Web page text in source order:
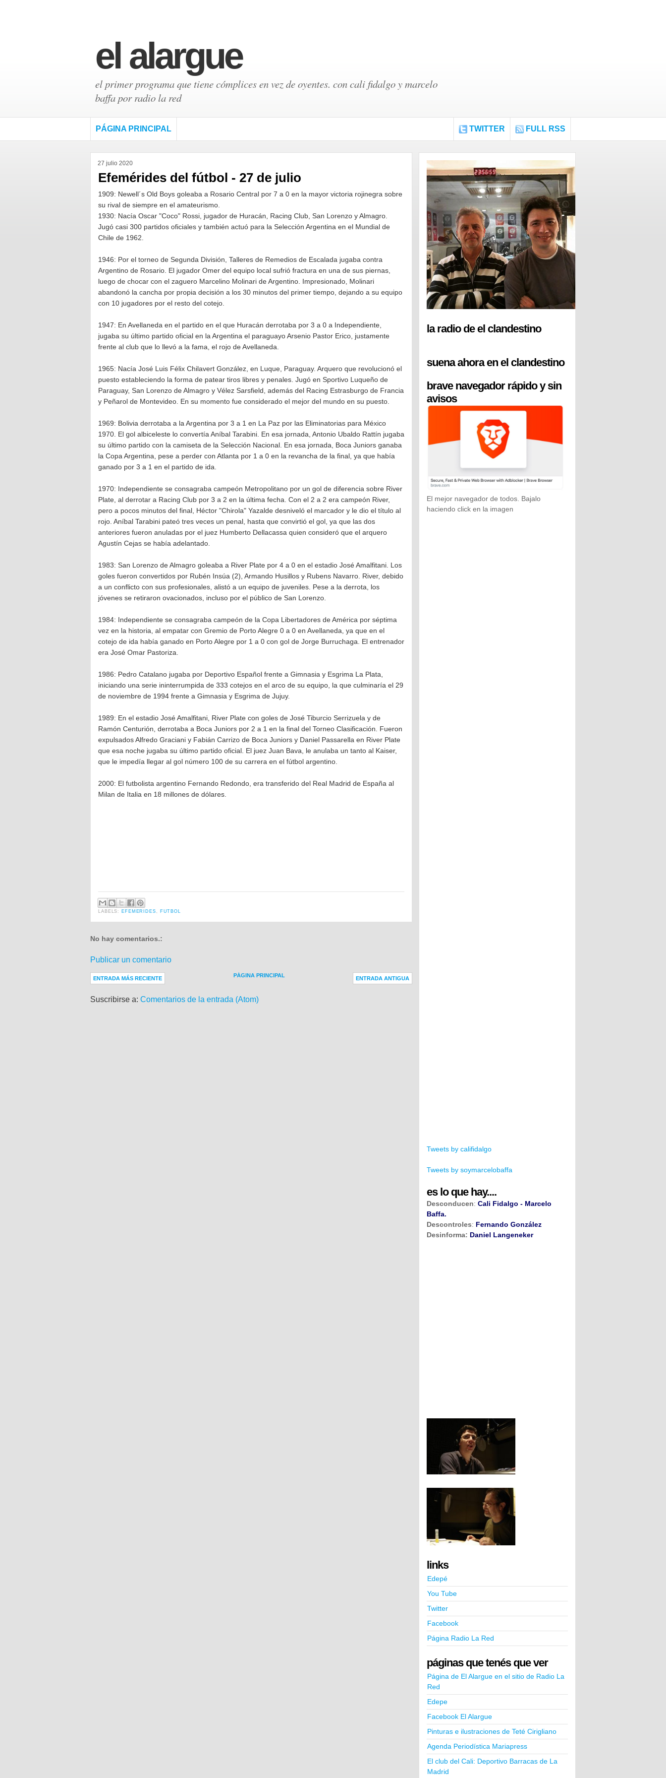
el alargue
el primer programa que tiene cómplices en vez de oyentes. con cali fidalgo y marcelo
baffa por radio la red
PÁGINA PRINCIPAL TWITTER FULL RSS
27 julio 2020
Efemérides del fútbol - 27 de julio
1909: Newell´s Old Boys goleaba a Rosario Central por 7 a 0 en la mayor victoria rojinegra sobre
su rival de siempre en el amateurismo.
1930: Nacía Oscar "Coco" Rossi, jugador de Huracán, Racing Club, San Lorenzo y Almagro.
Jugó casi 300 partidos oficiales y también actuó para la Selección Argentina en el Mundial de
Chile de 1962.
1946: Por el torneo de Segunda División, Talleres de Remedios de Escalada jugaba contra
Argentino de Rosario. El jugador Omer del equipo local sufrió fractura en una de sus piernas,
luego de chocar con el zaguero Marcelino Molinari de Argentino. Impresionado, Molinari
abandonó la cancha por propia decisión a los 30 minutos del primer tiempo, dejando a su equipo
con 10 jugadores por el resto del cotejo.
1947: En Avellaneda en el partido en el que Huracán derrotaba por 3 a 0 a Independiente,
jugaba su último partido oficial en la Argentina el paraguayo Arsenio Pastor Erico, justamente
frente al club que lo llevó a la fama, el rojo de Avellaneda.
1965: Nacía José Luis Félix Chilavert González, en Luque, Paraguay. Arquero que revolucionó el
puesto estableciendo la forma de patear tiros libres y penales. Jugó en Sportivo Luqueño de
Paraguay, San Lorenzo de Almagro y Vélez Sarsfield, además del Racing Estrasburgo de Francia
y Peñarol de Montevideo. En su momento fue considerado el mejor del mundo en su puesto.
1969: Bolivia derrotaba a la Argentina por 3 a 1 en La Paz por las Eliminatorias para México
1970. El gol albiceleste lo convertía Aníbal Tarabini. En esa jornada, Antonio Ubaldo Rattín jugaba
su último partido con la camiseta de la Selección Nacional. En esa jornada, Boca Juniors ganaba
la Copa Argentina, pese a perder con Atlanta por 1 a 0 en la revancha de la final, ya que había
ganado por 3 a 1 en el partido de ida.
1970: Independiente se consagraba campeón Metropolitano por un gol de diferencia sobre River
Plate, al derrotar a Racing Club por 3 a 2 en la última fecha. Con el 2 a 2 era campeón River,
pero a pocos minutos del final, Héctor "Chirola" Yazalde desniveló el marcador y le dio el título al
rojo. Aníbal Tarabini pateó tres veces un penal, hasta que convirtió el gol, ya que las dos
anteriores fueron anuladas por el juez Humberto Dellacassa quien consideró que el arquero
Agustín Cejas se había adelantado.
1983: San Lorenzo de Almagro goleaba a River Plate por 4 a 0 en el estadio José Amalfitani. Los
goles fueron convertidos por Rubén Insúa (2), Armando Husillos y Rubens Navarro. River, debido
a un conflicto con sus profesionales, alistó a un equipo de juveniles. Pese a la derrota, los
jóvenes se retiraron ovacionados, incluso por el público de San Lorenzo.
1984: Independiente se consagraba campeón de la Copa Libertadores de América por séptima
vez en la historia, al empatar con Gremio de Porto Alegre 0 a 0 en Avellaneda, ya que en el
cotejo de ida había ganado en Porto Alegre por 1 a 0 con gol de Jorge Burruchaga. El entrenador
era José Omar Pastoriza.
1986: Pedro Catalano jugaba por Deportivo Español frente a Gimnasia y Esgrima La Plata,
iniciando una serie ininterrumpida de 333 cotejos en el arco de su equipo, la que culminaría el 29
de noviembre de 1994 frente a Gimnasia y Esgrima de Jujuy.
1989: En el estadio José Amalfitani, River Plate con goles de José Tiburcio Serrizuela y de
Ramón Centurión, derrotaba a Boca Juniors por 2 a 1 en la final del Torneo Clasificación. Fueron
expulsados Alfredo Graciani y Fabián Carrizo de Boca Juniors y Daniel Passarella en River Plate
que esa noche jugaba su último partido oficial. El juez Juan Bava, le anulaba un tanto al Kaiser,
que le impedía llegar al gol número 100 de su carrera en el fútbol argentino.
2000: El futbolista argentino Fernando Redondo, era transferido del Real Madrid de España al
Milan de Italia en 18 millones de dólares.
LABELS: EFEMERIDES FUTBOL
No hay comentarios.:
Publicar un comentario
ENTRADA MÁS RECIENTE ENTRADA ANTIGUA
PÁGINA PRINCIPAL
Suscribirse a: Comentarios de la entrada (Atom)
la radio de el clandestino
suena ahora en el clandestino
brave navegador rápido y sin
avisos
El mejor navegador de todos. Bajalo
haciendo click en la imagen
Tweets by califidalgo
Tweets by soymarcelobaffa
es lo que hay....
Desconducen: Cali Fidalgo - Marcelo
Baffa.
Descontroles: Fernando González
Desinforma: Daniel Langeneker
links
Edepé
You Tube
Twitter
Facebook
Página Radio La Red
páginas que tenés que ver
Página de El Alargue en el sitio de Radio La
Red
Edepe
Facebook El Alargue
Pinturas e ilustraciones de Teté Cirigliano
Agenda Periodística Mariapress
El club del Cali: Deportivo Barracas de La
Madrid